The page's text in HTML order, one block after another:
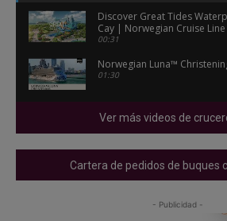
Discover Great Tides
Cay | Norwegian Cruise Line
00:31
Norwegian Luna™
01:30
Ver más videos de
Cartera de pedidos de buques
- Publicidad -